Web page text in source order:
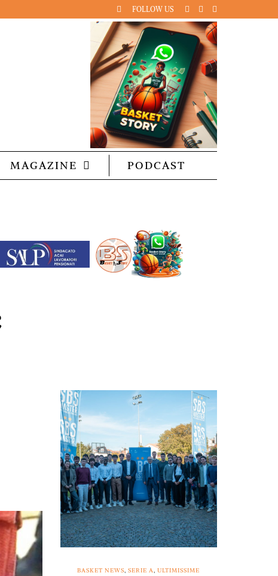
FOLLOW US
MAGAZINE PODCAST
BASKET NEWS,SERIE A,ULTIMISSIME